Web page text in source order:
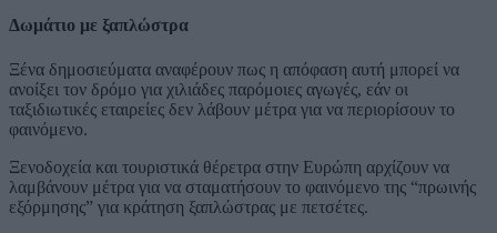
Δωμάτιο με ξαπλώστρα
Ξένα δημοσιεύματα αναφέρουν πως η απόφαση αυτή μπορεί να
ανοίξει τον δρόμο για χιλιάδες παρόμοιες αγωγές, εάν οι
ταξιδιωτικές εταιρείες δεν λάβουν μέτρα για να περιορίσουν το
φαινόμενο.
Ξενοδοχεία και τουριστικά θέρετρα στην Ευρώπη αρχίζουν να
λαμβάνουν μέτρα για να σταματήσουν το φαινόμενο της “πρωινής
εξόρμησης” για κράτηση ξαπλώστρας με πετσέτες.